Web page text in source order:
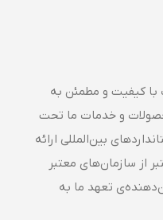
کیفیت و مطمئن به
و خدمات ما تحت
بین‌المللی ارائه
سازمان‌های معتبر
تعهد ما به